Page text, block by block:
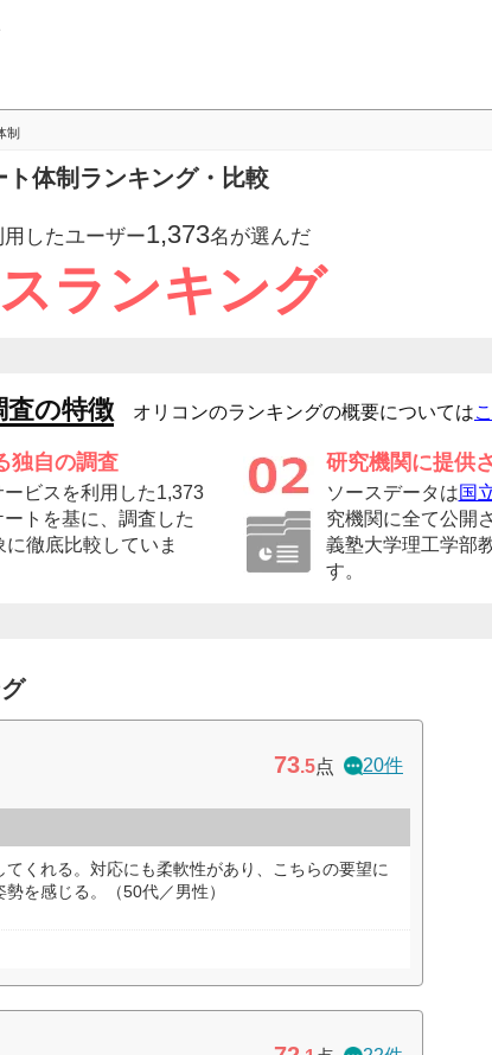
制
ト体制ランキング・比較
したユーザー1,373名が選んだ
ランキング
査の特徴 オリコンのランキングの概要については
独自の調査
ビスを利用した1,373
トを基に、調査した
徹底比較していま
研究機関に提供
ソースデータは国
究機関に全て公開
義塾大学理工学部
す。
73.5点 20件
くれる。対応にも柔軟性があり、こちらの要望に
を感じる。（50代／男性）